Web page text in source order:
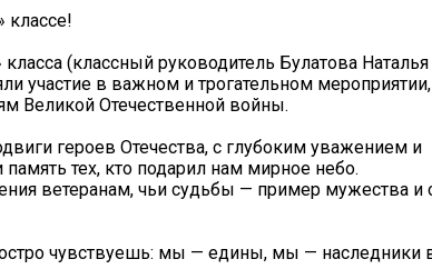
классе!
(классный руководитель Булатова Наталья
участие в важном и трогательном мероприятии,
Великой Отечественной войны.
героев Отечества, с глубоким уважением и
память тех, кто подарил нам мирное небо.
ветеранам, чьи судьбы — пример мужества и
остро чувствуешь: мы — едины, мы — наследники